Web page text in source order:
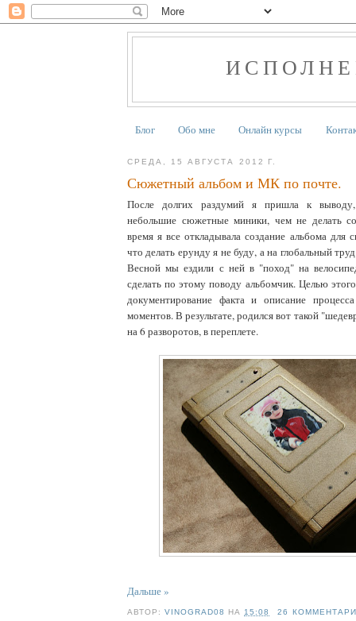
Блог Обо мне Онлайн курсы
СРЕДА, 15 АВГУСТА 2012 Г.
Сюжетный альбом и МК по почте.
После долгих раздумий я пришла к
небольшие сюжетные миники, чем не делать
время я все откладывала создание альбома для
что делать ерунду я не буду, а на глобальный
Весной мы ездили с ней в "поход" на
сделать по этому поводу альбомчик. Целью
документирование факта и описание
моментов. В результате, родился вот такой
на 6 разворотов, в переплете.
Дальше »
АВТОР:VINOGRAD08 НА15:08
26